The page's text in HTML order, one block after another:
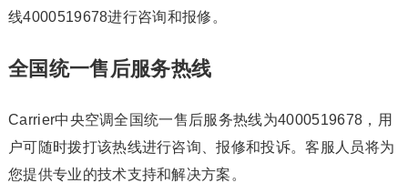
线4000519678进行咨询和报修。
全国统一售后服务热线
Carrier中央空调全国统一售后服务热线为4000519678，用
户可随时拨打该热线进行咨询、报修和投诉。客服人员将为
您提供专业的技术支持和解决方案。